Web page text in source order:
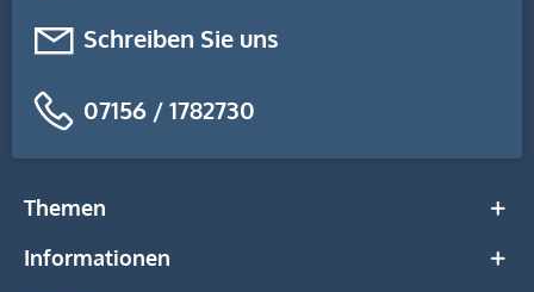
Schreiben Sie uns
07156 / 1782730
Themen
Informationen